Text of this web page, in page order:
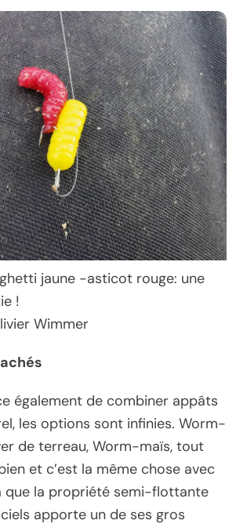
jaune -asticot rouge: une
!
Wimmer
également de combiner appâts
les options sont infinies. Worm-
de terreau, Worm-maïs, tout
et c’est la même chose avec
que la propriété semi-flottante
apporte un de ses gros